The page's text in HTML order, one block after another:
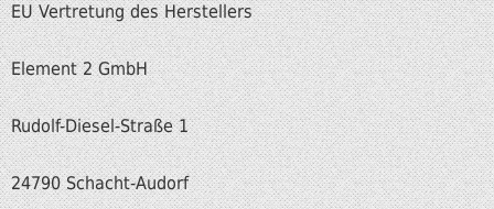
EU Vertretung des Herstellers
Element 2 GmbH
Rudolf-Diesel-Straße 1
24790 Schacht-Audorf